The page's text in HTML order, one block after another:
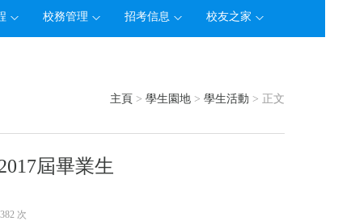
校務管理 招考信息 校友之家
主頁 > 學生園地 > 學生活動 > 正文
屆畢業生
次